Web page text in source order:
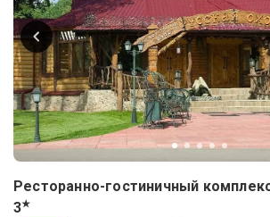
Ресторанно-гостиничный
3★